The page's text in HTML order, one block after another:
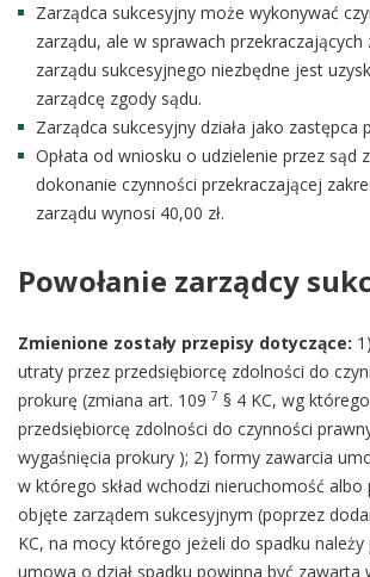
Zarządca sukcesyjny może wykonywać
zarządu, ale w sprawach przekraczających
zarządu sukcesyjnego niezbędne jest
zarządcę zgody sądu.
Zarządca sukcesyjny działa jako zastępca
Opłata od wniosku o udzielenie przez sąd
dokonanie czynności przekraczającej
zarządu wynosi 40,00 zł.
Powołanie zarządcy
Zmienione zostały przepisy dotyczące:
utraty przez przedsiębiorcę zdolności do
prokurę (zmiana art. 109 7 § 4 KC, wg
przedsiębiorcę zdolności do czynności
wygaśnięcia prokury ); 2) formy zawarcia
w którego skład wchodzi nieruchomość
objęte zarządem sukcesyjnym (poprzez
KC, na mocy którego jeżeli do spadku
umowa o dział spadku powinna być